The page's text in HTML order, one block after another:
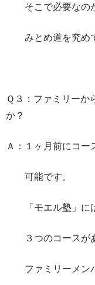
そこで必要なのが
みとめ道を究めて
Ｑ３：ファミリーか
か？
Ａ：１ヶ月前にコ
可能です。
「モエル塾」には
３つのコースがあ
ファミリーメンバ